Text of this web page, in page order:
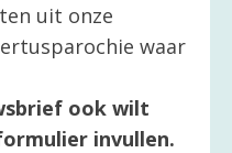
uit onze
waar
ook wilt
invullen.